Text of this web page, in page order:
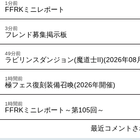
1分前
FFRKミニレポート
3分前
フレンド募集掲示板
49分前
ラビリンスダンジョン(魔道士II)(2026年08
1時間前
極フェス復刻装備召喚(2026年開催)
1時間前
FFRKミニレポート～第105回～
最近コメント